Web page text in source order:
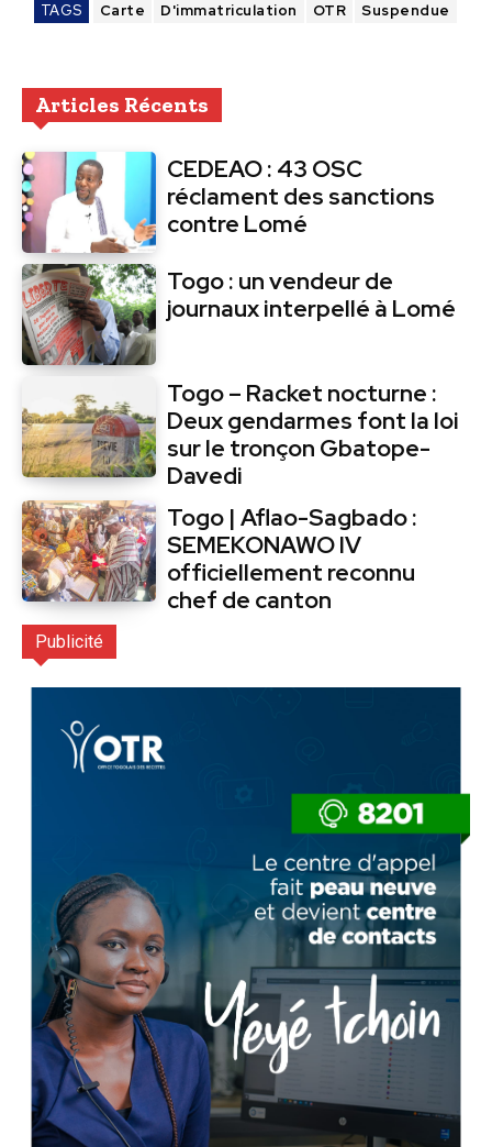
TAGS Carte D'immatriculation OTR Suspendue
Articles Récents
CEDEAO : 43 OSC
réclament des sanctions
contre Lomé
Togo : un vendeur de
journaux interpellé à Lomé
Togo – Racket nocturne :
Deux gendarmes font la loi
sur le tronçon Gbatope-
Davedi
Togo | Aflao-Sagbado :
SEMEKONAWO IV
officiellement reconnu
chef de canton
Publicité